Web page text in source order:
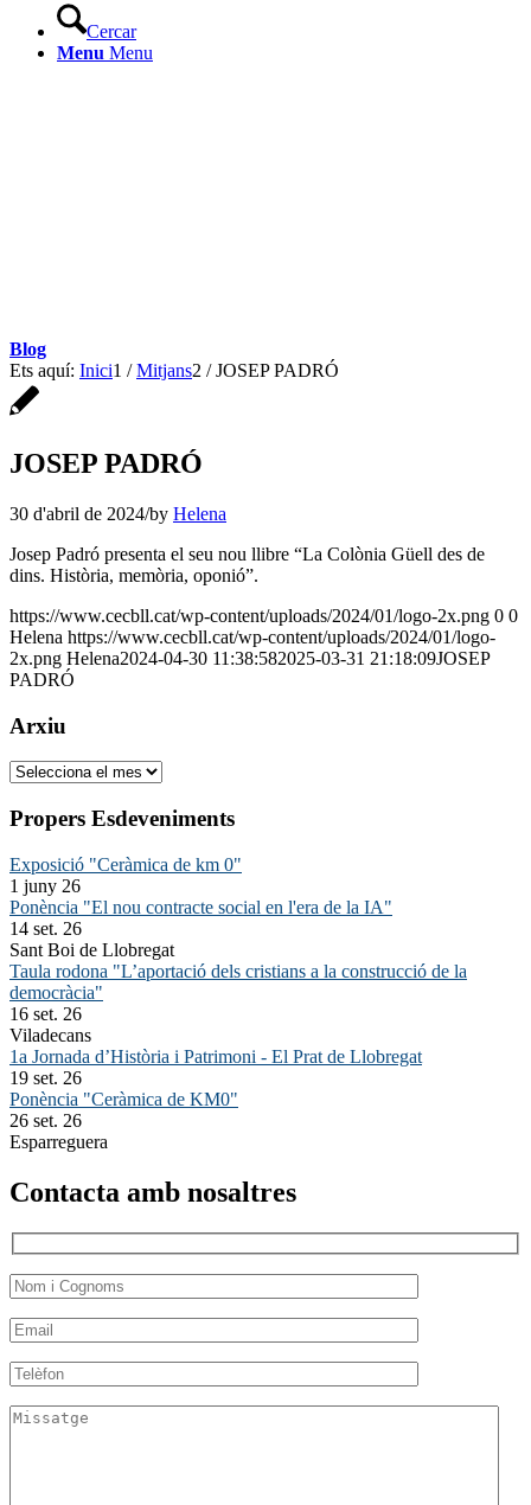
Cercar
Menu Menu
Blog
Ets aquí: Inici1 / Mitjans2 / JOSEP PADRÓ
JOSEP PADRÓ
30 d'abril de 2024/by Helena
Josep Padró presenta el seu nou llibre “La Colònia Güell des de
dins. Història, memòria, oponió”.
https://www.cecbll.cat/wp-content/uploads/2024/01/logo-2x.png 0 0
Helena https://www.cecbll.cat/wp-content/uploads/2024/01/logo-
2x.png Helena2024-04-30 11:38:582025-03-31 21:18:09JOSEP
PADRÓ
Arxiu
Arxiu
Propers Esdeveniments
Exposició "Ceràmica de km 0"
1 juny 26
Ponència "El nou contracte social en l'era de la IA"
14 set. 26
Sant Boi de Llobregat
Taula rodona "L’aportació dels cristians a la construcció de la
democràcia"
16 set. 26
Viladecans
1a Jornada d’Història i Patrimoni - El Prat de Llobregat
19 set. 26
Ponència "Ceràmica de KM0"
26 set. 26
Esparreguera
Contacta amb nosaltres